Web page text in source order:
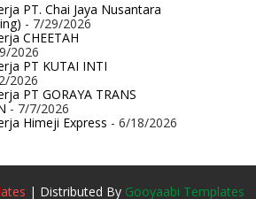
PT. Chai Jaya Nusantara
- 7/29/2026
CHEETAH
2026
PT KUTAI INTI
2026
PT GORAYA TRANS
- 7/7/2026
Himeji Express - 6/18/2026
| Distributed By Gooyaabi Templates